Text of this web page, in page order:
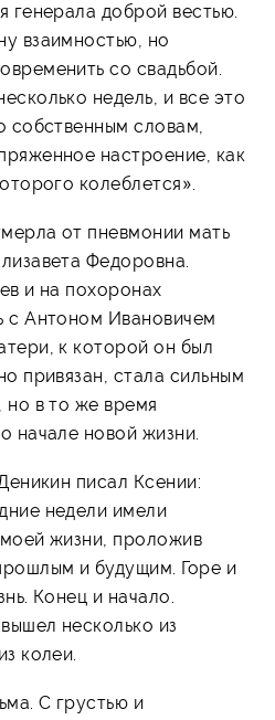
генерала доброй вестью.
взаимностью, но
со свадьбой.
недель, и все это
собственным словам,
настроение, как
колеблется».
от пневмонии мать
Федоровна.
и на похоронах
с Антоном Ивановичем
к которой он был
привязан, стала сильным
но в то же время
начале новой жизни.
писал Ксении:
недели имели
жизни, проложив
и будущим. Горе и
Конец и начало.
несколько из
колеи.
С грустью и